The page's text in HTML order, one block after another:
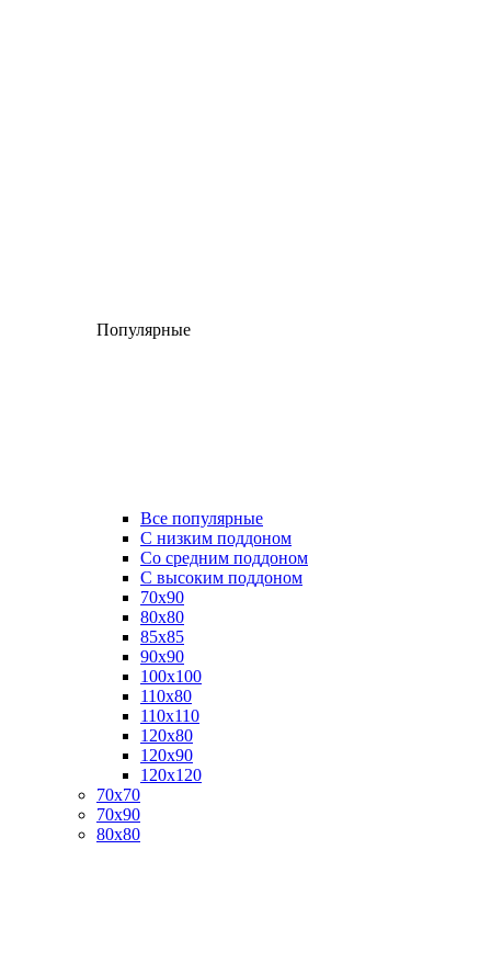
Популярные
Все популярные
C низким поддоном
Со средним поддоном
С высоким поддоном
70х90
80х80
85х85
90х90
100х100
110х80
110х110
120х80
120х90
120х120
70х70
70х90
80х80